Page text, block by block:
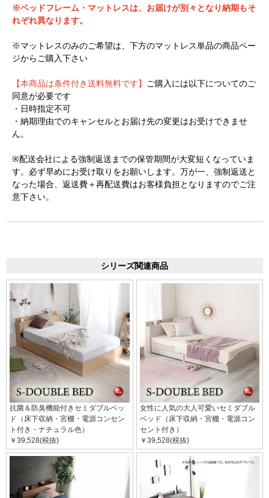
※ベッドフレーム・マットレスは、お届けが別々となり納期もそ
れぞれ異なります。
※マットレスのみのご希望は、下方のマットレス単品の商品ペー
ジからご購入下さい
【本商品は条件付き送料無料です】
ご購入には以下についてのご
同意が必要です
・日時指定不可
・納期理由でのキャンセルとお届け先の変更はお受けできませ
ん。
※配送会社による強制返送までの保管期間が大変短くなっていま
す。必ず早めにお受け取りをお願いします。万が一、強制返送と
なった場合、返送費＋再配送費はお客様負担となりますのでご注
意下さい。
シリーズ関連商品
抗菌＆防臭機能付きセミダブルベッ
ド（床下収納・宮棚・電源コンセン
ト付き・ナチュラル色）
￥39,528(税抜)
女性に人気の大人可愛いセミダブル
ベッド（床下収納・宮棚・電源コン
セント付き）
￥39,528(税抜)